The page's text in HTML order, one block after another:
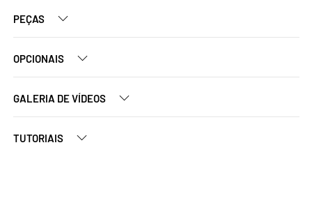
PEÇAS
OPCIONAIS
GALERIA DE VÍDEOS
TUTORIAIS